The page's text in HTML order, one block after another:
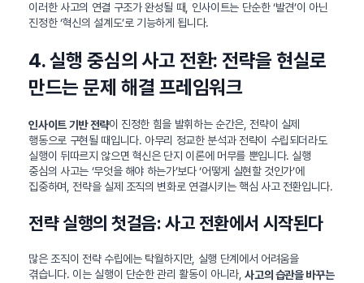
이러한 사고의 연결 구조가 완성될 때, 인사이트는 단순한 ‘발견’이 아닌
진정한 ‘혁신의 설계도’로 기능하게 됩니다.
4. 실행 중심의 사고 전환: 전략을 현실로
만드는 문제 해결 프레임워크
인사이트 기반 전략이 진정한 힘을 발휘하는 순간은, 전략이 실제
행동으로 구현될 때입니다. 아무리 정교한 분석과 전략이 수립되더라도
실행이 뒤따르지 않으면 혁신은 단지 이론에 머무를 뿐입니다. 실행
중심의 사고는 ‘무엇을 해야 하는가’보다 ‘어떻게 실현할 것인가’에
집중하며, 전략을 실제 조직의 변화로 연결시키는 핵심 사고 전환입니다.
전략 실행의 첫걸음: 사고 전환에서 시작된다
많은 조직이 전략 수립에는 탁월하지만, 실행 단계에서 어려움을
겪습니다. 이는 실행이 단순한 관리 활동이 아니라,사고의 습관을 바꾸는